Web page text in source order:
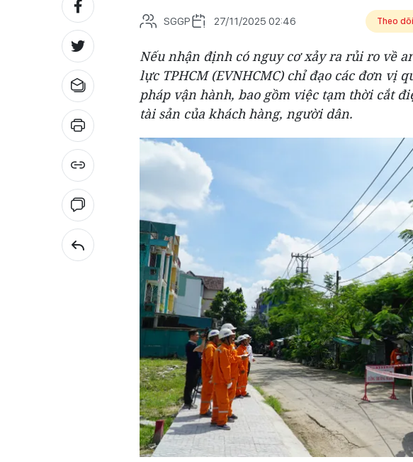
SGGP 27/11/2025 02:46 Theo
Nếu nhận định có nguy cơ xảy ra rủi ro về
lực TPHCM (EVNHCMC) chỉ đạo các đơn
pháp vận hành, bao gồm việc tạm thời cắt
tài sản của khách hàng, người dân.